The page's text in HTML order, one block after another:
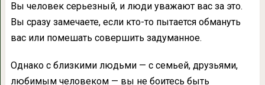
Вы человек серьезный, и люди уважают вас за это.
Вы сразу замечаете, если кто-то пытается обмануть
вас или помешать совершить задуманное.
Однако с близкими людьми — с семьей, друзьями,
любимым человеком — вы не боитесь быть